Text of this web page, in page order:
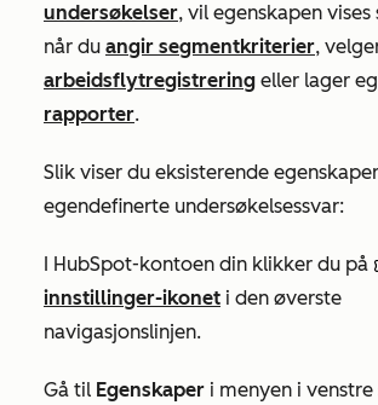
undersøkelser, vil egenskapen
når du angir segmentkriterier,
arbeidsflytregistrering eller lager
rapporter.
Slik viser du eksisterende
egendefinerte undersøkelsessvar:
I HubSpot-kontoen din klikker du på
innstillinger-ikonet i den øverste
navigasjonslinjen.
Gå til Egenskaper i menyen i